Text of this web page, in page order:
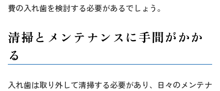
費の入れ歯を検討する必要があるでしょう。
清掃とメンテナンスに手間がかか
る
入れ歯は取り外して清掃する必要があり、日々のメンテナ